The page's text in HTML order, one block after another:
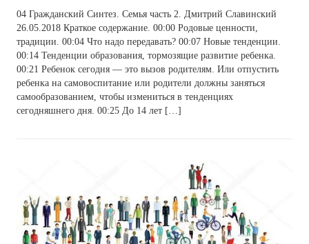
04 Гражданский Синтез. Семья часть 2. Дмитрий Славинский
26.05.2018 Краткое содержание. 00:00 Родовые ценности,
традиции. 00:04 Что надо передавать? 00:07 Новые тенденции.
00:14 Тенденции образования, тормозящие развитие ребенка.
00:21 Ребенок сегодня — это вызов родителям. Или отпустить
ребенка на самовоспитание или родители должны заняться
самообразованием, чтобы измениться в тенденциях
сегодняшнего дня. 00:25 До 14 лет […]